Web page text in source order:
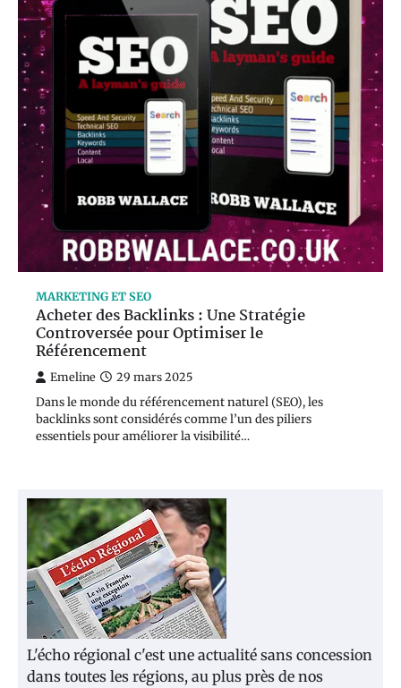
MARKETING ET SEO
Acheter des Backlinks : Une Stratégie
Controversée pour Optimiser le
Référencement
Emeline 29 mars 2025
Dans le monde du référencement naturel (SEO), les
backlinks sont considérés comme l’un des piliers
essentiels pour améliorer la visibilité…
L'écho régional c'est une actualité sans concession
dans toutes les régions, au plus près de nos